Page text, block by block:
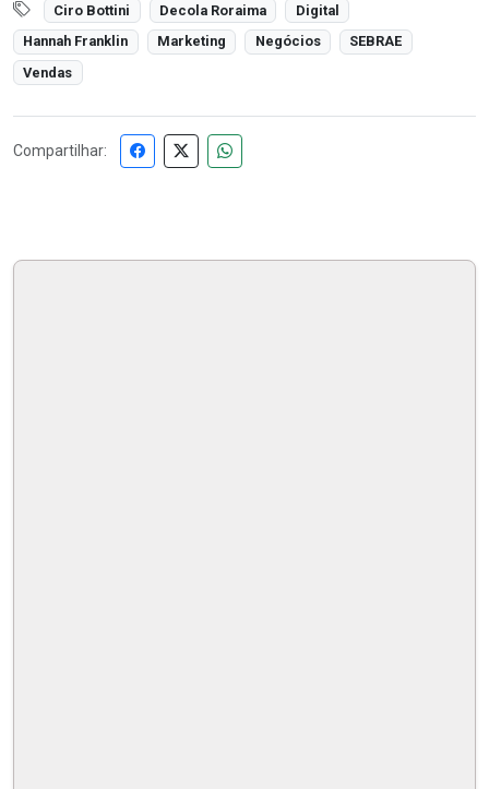
Ciro Bottini Decola Roraima
Digital
Hannah Franklin
Marketing Negócios
SEBRAE
Vendas
Compartilhar: